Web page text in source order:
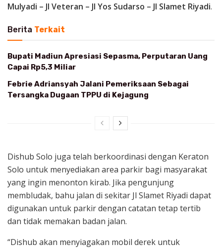
Mulyadi – Jl Veteran – Jl Yos Sudarso – Jl Slamet Riyadi.
Berita Terkait
Bupati Madiun Apresiasi Sepasma, Perputaran Uang
Capai Rp5,3 Miliar
Febrie Adriansyah Jalani Pemeriksaan Sebagai
Tersangka Dugaan TPPU di Kejagung
Dishub Solo juga telah berkoordinasi dengan Keraton
Solo untuk menyediakan area parkir bagi masyarakat
yang ingin menonton kirab. Jika pengunjung
membludak, bahu jalan di sekitar Jl Slamet Riyadi dapat
digunakan untuk parkir dengan catatan tetap tertib
dan tidak memakan badan jalan.
“Dishub akan menyiagakan mobil derek untuk